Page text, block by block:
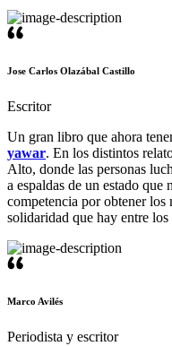
Jose Carlos Olazábal Castillo
Escritor
Un gran libro que ahora
yawar. En los distintos
Alto, donde las personas
a espaldas de un estado que
competencia por obtener los
solidaridad que hay entre los
Marco Avilés
Periodista y escritor